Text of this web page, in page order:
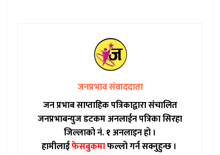
जनप्रभाव संवाददाता
जन प्रभाब साप्ताहिक पत्रिकाद्वारा संचालित
जनप्रभाबन्युज डटकम अनलाईन पत्रिका सिरहा
जिल्लाको नं. १ अनलाइन हो ।
हामीलाईफेसबुकमाफल्लो गर्न सक्नुहुन्छ ।